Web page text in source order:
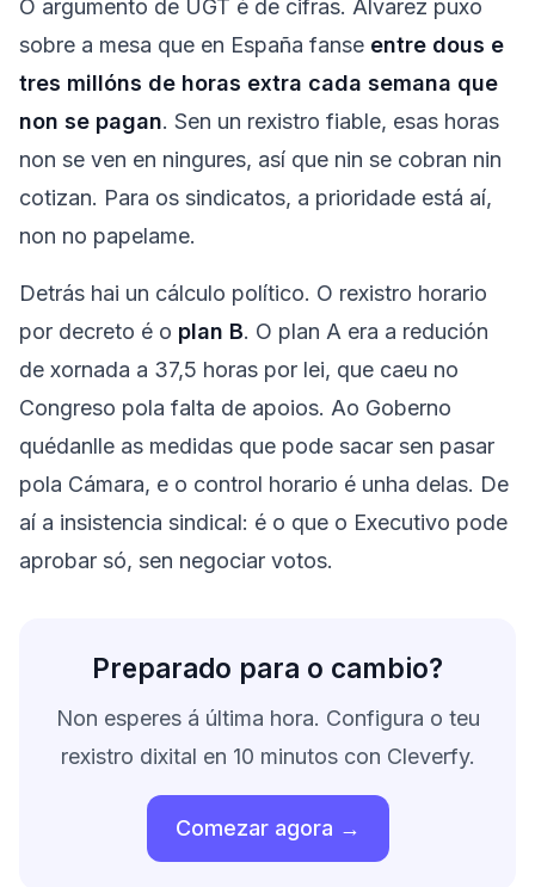
O argumento de UGT é de cifras. Álvarez puxo
sobre a mesa que en España fanse entre dous e
tres millóns de horas extra cada semana que
non se pagan. Sen un rexistro fiable, esas horas
non se ven en ningures, así que nin se cobran nin
cotizan. Para os sindicatos, a prioridade está aí,
non no papelame.
Detrás hai un cálculo político. O rexistro horario
por decreto é o plan B. O plan A era a redución
de xornada a 37,5 horas por lei, que caeu no
Congreso pola falta de apoios. Ao Goberno
quédanlle as medidas que pode sacar sen pasar
pola Cámara, e o control horario é unha delas. De
aí a insistencia sindical: é o que o Executivo pode
aprobar só, sen negociar votos.
Preparado para o cambio?
Non esperes á última hora. Configura o teu
rexistro dixital en 10 minutos con Cleverfy.
Comezar agora →